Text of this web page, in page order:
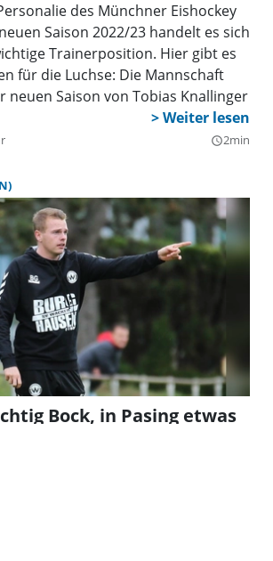
des Münchner Eishockey
Saison 2022/23 handelt es sich
Trainerposition. Hier gibt es
für die Luchse: Die Mannschaft
neuen Saison von Tobias Knallinger
query_builder2min
Bock, in Pasing etwas